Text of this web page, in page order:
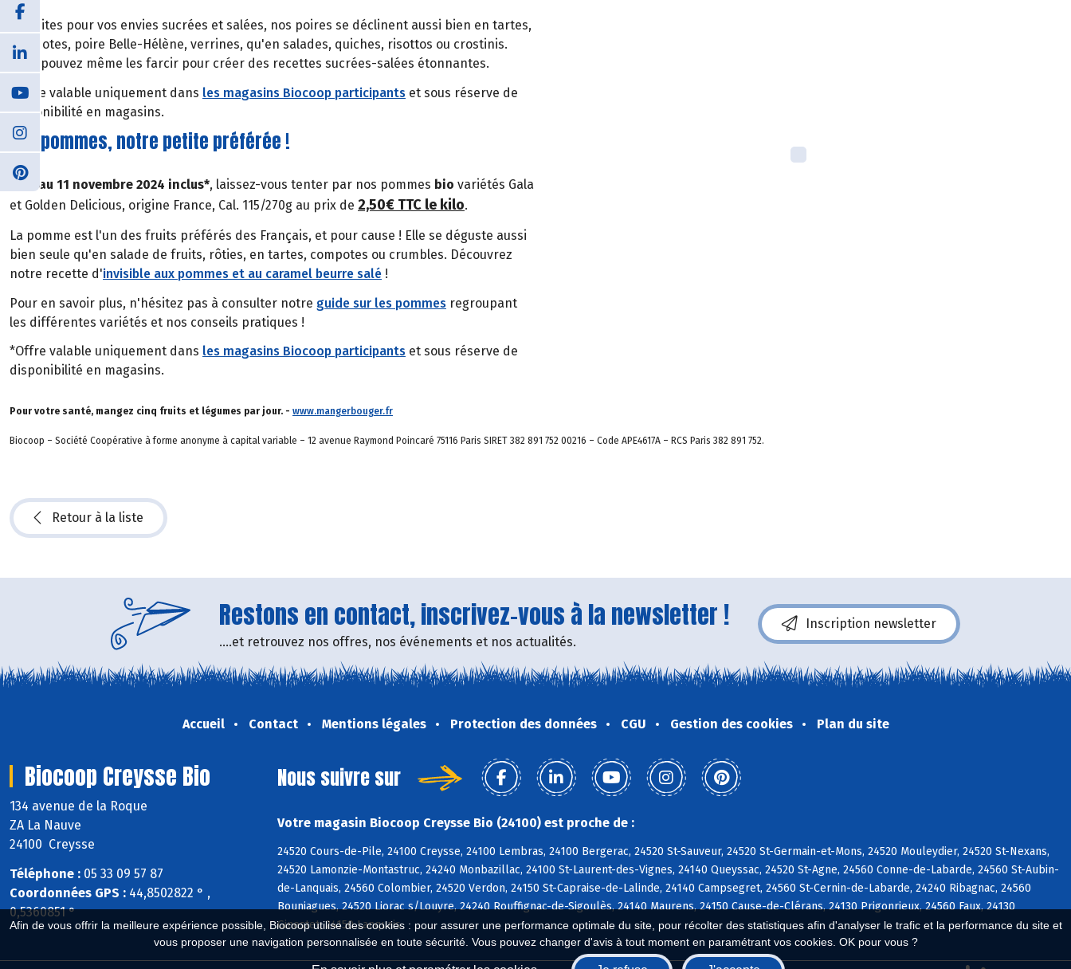
Afin de vous offrir la meilleure expérience possible, Biocoop utilise des cookies : pour assurer une performance optimale du site, pour récolter des statistiques afin d'analyser le trafic et la performance du site et
vous proposer une navigation personnalisée en toute sécurité. Vous pouvez changer d'avis à tout moment en paramétrant vos cookies. OK pour vous ?
Parfaites pour vos envies sucrées et salées, nos poires se déclinent aussi bien en tartes,
compotes, poire Belle-Hélène, verrines, qu'en salades, quiches, risottos ou crostinis.
Vous pouvez même les farcir pour créer des recettes sucrées-salées étonnantes.
*Offre valable uniquement dans les magasins Biocoop participants et sous réserve de
disponibilité en magasins.
Les pommes, notre petite préférée !
Du 7 au 11 novembre 2024 inclus*, laissez-vous tenter par nos pommes bio variétés Gala
et Golden Delicious, origine France, Cal. 115/270g au prix de 2,50€ TTC le kilo.
La pomme est l'un des fruits préférés des Français, et pour cause ! Elle se déguste aussi
bien seule qu'en salade de fruits, rôties, en tartes, compotes ou crumbles. Découvrez
notre recette d'invisible aux pommes et au caramel beurre salé !
Pour en savoir plus, n'hésitez pas à consulter notre guide sur les pommes regroupant
les différentes variétés et nos conseils pratiques !
*Offre valable uniquement dans les magasins Biocoop participants et sous réserve de
disponibilité en magasins.
Pour votre santé, mangez cinq fruits et légumes par jour. - www.mangerbouger.fr
Biocoop – Société Coopérative à forme anonyme à capital variable – 12 avenue Raymond Poincaré 75116 Paris SIRET 382 891 752 00216 – Code APE4617A – RCS Paris 382 891 752.
Retour à la liste
Restons en contact, inscrivez-vous à la newsletter !
....et retrouvez nos offres, nos événements et nos actualités.
Inscription newsletter
Accueil Contact Mentions légales Protection des données CGU Gestion des cookies Plan du site
Biocoop Creysse Bio
134 avenue de la Roque
ZA La Nauve
24100 Creysse
Téléphone : 05 33 09 57 87
Coordonnées GPS : 44,8502822 ° ,
0,5360851 °
Nous suivre sur
Votre magasin Biocoop Creysse Bio (24100) est proche de :
24520 Cours-de-Pile, 24100 Creysse, 24100 Lembras, 24100 Bergerac, 24520 St-Sauveur, 24520 St-Germain-et-Mons, 24520 Mouleydier, 24520 St-Nexans,
24520 Lamonzie-Montastruc, 24240 Monbazillac, 24100 St-Laurent-des-Vignes, 24140 Queyssac, 24520 St-Agne, 24560 Conne-de-Labarde, 24560 St-Aubin-
de-Lanquais, 24560 Colombier, 24520 Verdon, 24150 St-Capraise-de-Lalinde, 24140 Campsegret, 24560 St-Cernin-de-Labarde, 24240 Ribagnac, 24560
Bouniagues, 24520 Liorac s/Louyre, 24240 Rouffignac-de-Sigoulès, 24140 Maurens, 24150 Cause-de-Clérans, 24130 Prigonrieux, 24560 Faux, 24130
Ginestet, 24150 Lanquais